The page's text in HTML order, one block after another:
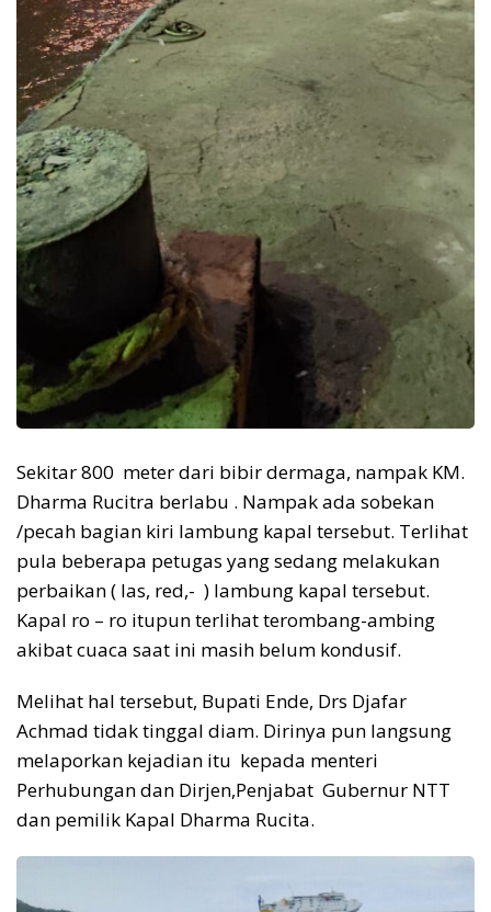
Sekitar 800 meter dari bibir dermaga, nampak KM.
Dharma Rucitra berlabu . Nampak ada sobekan
/pecah bagian kiri lambung kapal tersebut. Terlihat
pula beberapa petugas yang sedang melakukan
perbaikan ( las, red,- ) lambung kapal tersebut.
Kapal ro – ro itupun terlihat terombang-ambing
akibat cuaca saat ini masih belum kondusif.
Melihat hal tersebut, Bupati Ende, Drs Djafar
Achmad tidak tinggal diam. Dirinya pun langsung
melaporkan kejadian itu kepada menteri
Perhubungan dan Dirjen,Penjabat Gubernur NTT
dan pemilik Kapal Dharma Rucita.